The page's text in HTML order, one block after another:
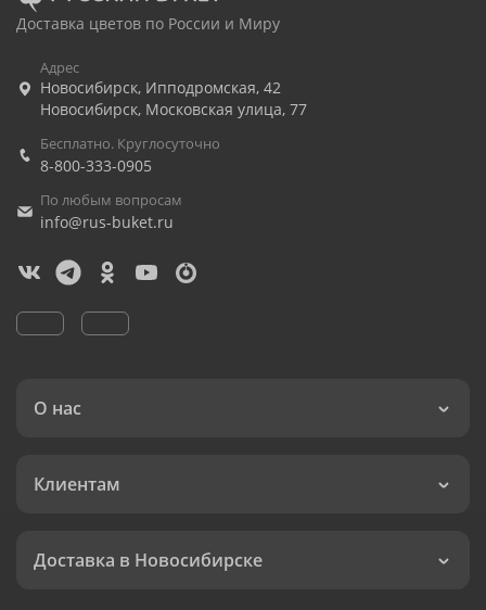
Доставка цветов по России и Миру
Адрес
Новосибирск, Ипподромская, 42
Новосибирск, Московская улица, 77
Бесплатно. Круглосуточно
8-800-333-0905
По любым вопросам
info@rus-buket.ru
О нас
Клиентам
Доставка в Новосибирске